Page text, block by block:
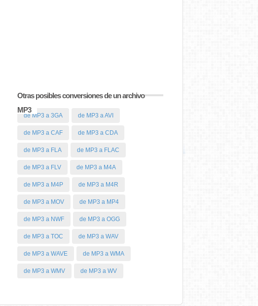
Otras posibles conversiones de un archivo
MP3
de MP3 a 3GA de MP3 a AVI
de MP3 a CAF de MP3 a CDA
de MP3 a FLA de MP3 a FLAC
de MP3 a FLV de MP3 a M4A
de MP3 a M4P de MP3 a M4R
de MP3 a MOV de MP3 a MP4
de MP3 a NWF de MP3 a OGG
de MP3 a TOC de MP3 a WAV
de MP3 a WAVE de MP3 a WMA
de MP3 a WMV de MP3 a WV